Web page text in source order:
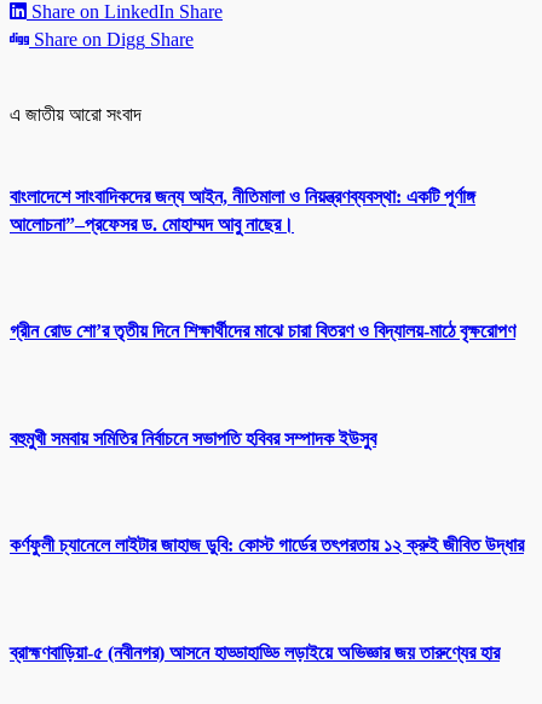
Share on LinkedIn Share
Share on Digg Share
এ জাতীয় আরো সংবাদ
বাংলাদেশে সাংবাদিকদের জন্য আইন, নীতিমালা ও নিয়ন্ত্রণব্যবস্থা: একটি পূর্ণাঙ্গ
আলোচনা”–প্রফেসর ড. মোহাম্মদ আবু নাছের।
গ্রীন রোড শো’র তৃতীয় দিনে শিক্ষার্থীদের মাঝে চারা বিতরণ ও বিদ্যালয়-মাঠে বৃক্ষরোপণ
বহুমুখী সমবায় সমিতির নির্বাচনে সভাপতি হবিবর সম্পাদক ইউসুব
কর্ণফুলী চ্যানেলে লাইটার জাহাজ ডুবি: কোস্ট গার্ডের তৎপরতায় ১২ ক্রুই জীবিত উদ্ধার
ব্রাহ্মণবাড়িয়া-৫ (নবীনগর) আসনে হাড্ডাহাড্ডি লড়াইয়ে অভিজ্ঞার জয় তারুণ্যের হার